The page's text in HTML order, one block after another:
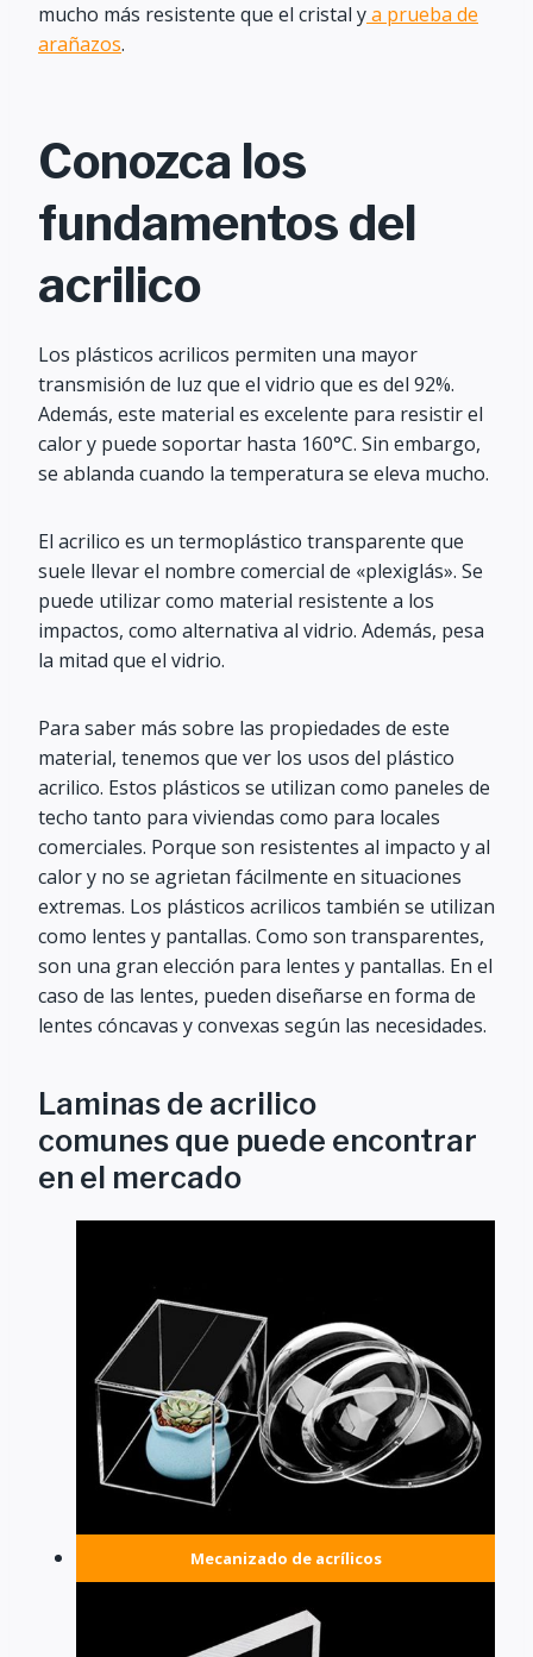
mucho más resistente que el cristal ya prueba de
arañazos.
Conozca los
fundamentos del
acrilico
Los plásticos acrilicos permiten una mayor
transmisión de luz que el vidrio que es del 92%.
Además, este material es excelente para resistir el
calor y puede soportar hasta 160°C. Sin embargo,
se ablanda cuando la temperatura se eleva mucho.
El acrilico es un termoplástico transparente que
suele llevar el nombre comercial de «plexiglás». Se
puede utilizar como material resistente a los
impactos, como alternativa al vidrio. Además, pesa
la mitad que el vidrio.
Para saber más sobre las propiedades de este
material, tenemos que ver los usos del plástico
acrilico. Estos plásticos se utilizan como paneles de
techo tanto para viviendas como para locales
comerciales. Porque son resistentes al impacto y al
calor y no se agrietan fácilmente en situaciones
extremas. Los plásticos acrilicos también se utilizan
como lentes y pantallas. Como son transparentes,
son una gran elección para lentes y pantallas. En el
caso de las lentes, pueden diseñarse en forma de
lentes cóncavas y convexas según las necesidades.
Laminas de acrilico
comunes que puede encontrar
en el mercado
Mecanizado de acrílicos